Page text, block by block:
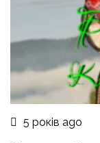
5 років ago